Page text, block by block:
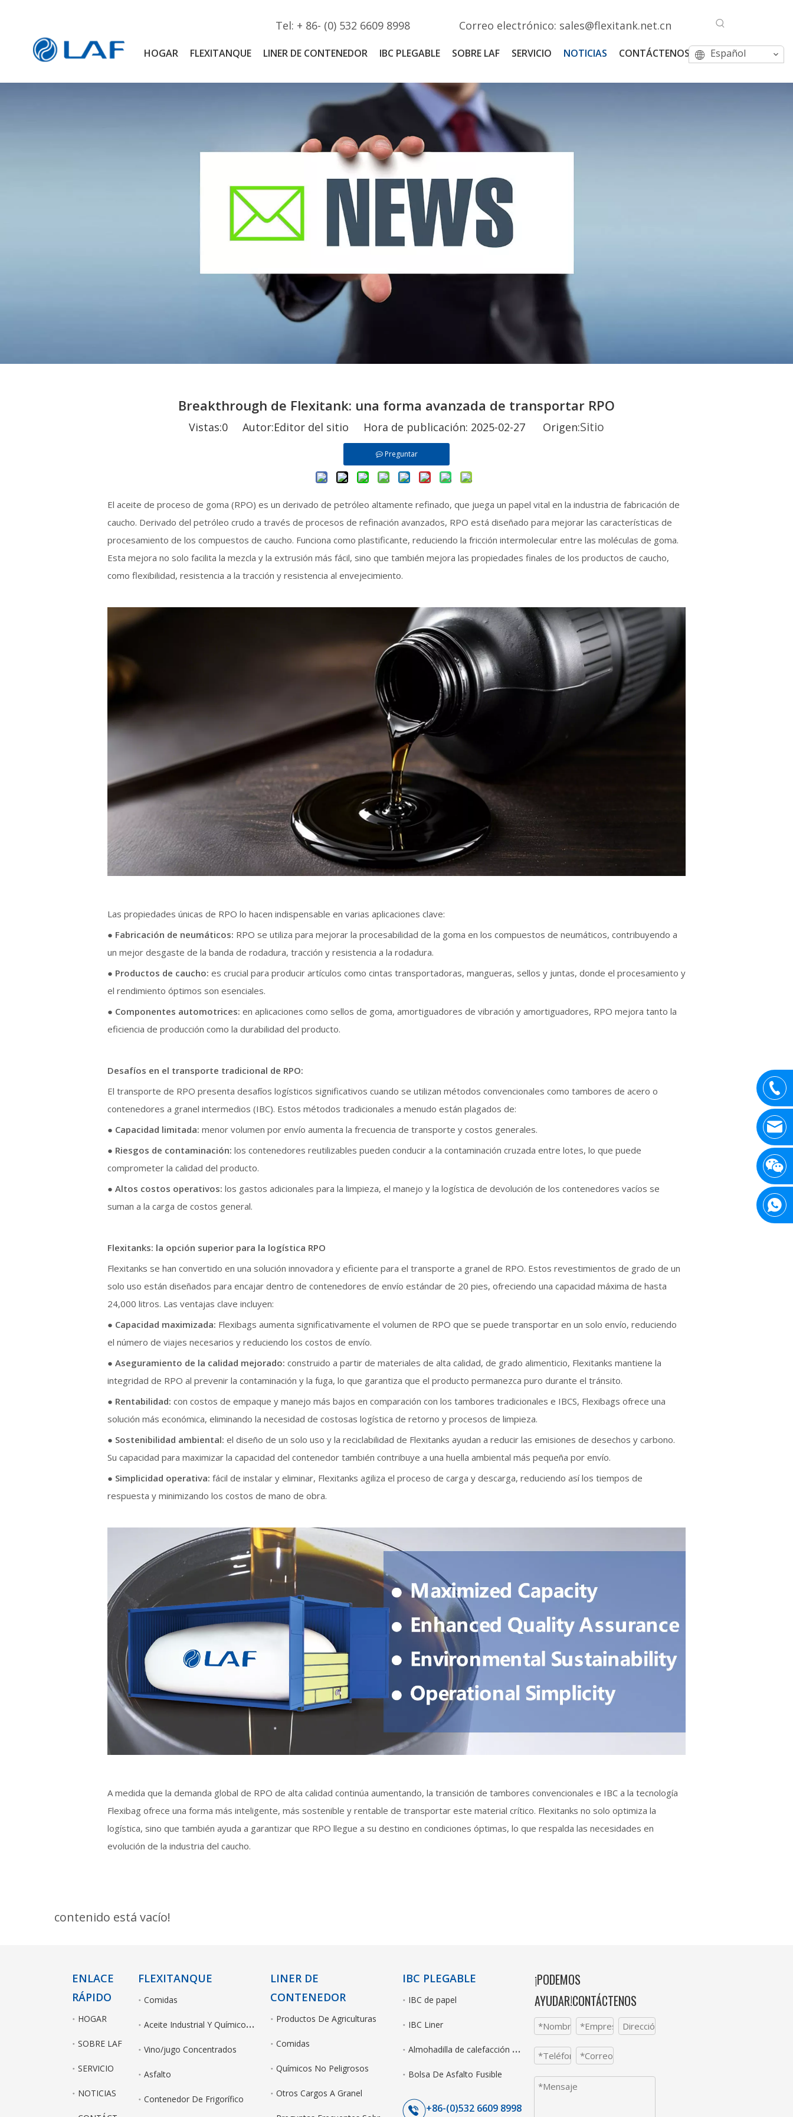
Tel: + 86- (0) 532 6609 8998 Correo electrónico: sales@flexitank.net.cn
HOGAR FLEXITANQUE LINER DE CONTENEDOR IBC PLEGABLE SOBRE LAF SERVICIO NOTICIAS CONTÁCTENOS Español
Breakthrough de Flexitank: una forma avanzada de transportar RPO
Vistas:0 Autor:Editor del sitio Hora de publicación: 2025-02-27 Origen:Sitio
Preguntar
El aceite de proceso de goma (RPO) es un derivado de petróleo altamente refinado, que juega un papel vital en la industria de fabricación de
caucho. Derivado del petróleo crudo a través de procesos de refinación avanzados, RPO está diseñado para mejorar las características de
procesamiento de los compuestos de caucho. Funciona como plastificante, reduciendo la fricción intermolecular entre las moléculas de goma.
Esta mejora no solo facilita la mezcla y la extrusión más fácil, sino que también mejora las propiedades finales de los productos de caucho,
como flexibilidad, resistencia a la tracción y resistencia al envejecimiento.
Las propiedades únicas de RPO lo hacen indispensable en varias aplicaciones clave:
● Fabricación de neumáticos: RPO se utiliza para mejorar la procesabilidad de la goma en los compuestos de neumáticos, contribuyendo a
un mejor desgaste de la banda de rodadura, tracción y resistencia a la rodadura.
● Productos de caucho: es crucial para producir artículos como cintas transportadoras, mangueras, sellos y juntas, donde el procesamiento y
el rendimiento óptimos son esenciales.
● Componentes automotrices: en aplicaciones como sellos de goma, amortiguadores de vibración y amortiguadores, RPO mejora tanto la
eficiencia de producción como la durabilidad del producto.
Desafíos en el transporte tradicional de RPO:
El transporte de RPO presenta desafíos logísticos significativos cuando se utilizan métodos convencionales como tambores de acero o
contenedores a granel intermedios (IBC). Estos métodos tradicionales a menudo están plagados de:
● Capacidad limitada: menor volumen por envío aumenta la frecuencia de transporte y costos generales.
● Riesgos de contaminación: los contenedores reutilizables pueden conducir a la contaminación cruzada entre lotes, lo que puede
comprometer la calidad del producto.
● Altos costos operativos: los gastos adicionales para la limpieza, el manejo y la logística de devolución de los contenedores vacíos se
suman a la carga de costos general.
Flexitanks: la opción superior para la logística RPO
Flexitanks se han convertido en una solución innovadora y eficiente para el transporte a granel de RPO. Estos revestimientos de grado de un
solo uso están diseñados para encajar dentro de contenedores de envío estándar de 20 pies, ofreciendo una capacidad máxima de hasta
24,000 litros. Las ventajas clave incluyen:
● Capacidad maximizada: Flexibags aumenta significativamente el volumen de RPO que se puede transportar en un solo envío, reduciendo
el número de viajes necesarios y reduciendo los costos de envío.
● Aseguramiento de la calidad mejorado: construido a partir de materiales de alta calidad, de grado alimenticio, Flexitanks mantiene la
integridad de RPO al prevenir la contaminación y la fuga, lo que garantiza que el producto permanezca puro durante el tránsito.
● Rentabilidad: con costos de empaque y manejo más bajos en comparación con los tambores tradicionales e IBCS, Flexibags ofrece una
solución más económica, eliminando la necesidad de costosas logística de retorno y procesos de limpieza.
● Sostenibilidad ambiental: el diseño de un solo uso y la reciclabilidad de Flexitanks ayudan a reducir las emisiones de desechos y carbono.
Su capacidad para maximizar la capacidad del contenedor también contribuye a una huella ambiental más pequeña por envío.
● Simplicidad operativa: fácil de instalar y eliminar, Flexitanks agiliza el proceso de carga y descarga, reduciendo así los tiempos de
respuesta y minimizando los costos de mano de obra.
A medida que la demanda global de RPO de alta calidad continúa aumentando, la transición de tambores convencionales e IBC a la tecnología
Flexibag ofrece una forma más inteligente, más sostenible y rentable de transportar este material crítico. Flexitanks no solo optimiza la
logística, sino que también ayuda a garantizar que RPO llegue a su destino en condiciones óptimas, lo que respalda las necesidades en
evolución de la industria del caucho.
contenido está vacío!
ENLACE
RÁPIDO
HOGAR
SOBRE LAF
SERVICIO
NOTICIAS
FLEXITANQUE
Comidas
A
ceite Industrial Y Químicos No Peligrosos
Vino/jugo Concentrados
Asfalto
Contenedor De Frigorífico
LINER DE
CONTENEDOR
Productos De Agriculturas
Comidas
Químicos No Peligrosos
Otros Cargos A Granel
IBC PLEGABLE
IBC de papel
IBC Liner
A
lmohadilla de calefacción eléctrica de IBC
Bolsa De Asfalto Fusible
+86-(0)532 6609 8998
¡PODEMOS
AYUDAR!CONTÁCTENOS